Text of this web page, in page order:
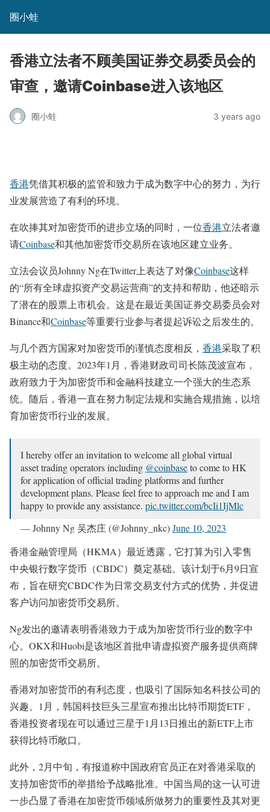
圈小蛙
香港立法者不顾美国证券交易委员会的
审查，邀请Coinbase进入该地区
圈小蛙 3 years ago
香港凭借其积极的监管和致力于成为数字中心的努力，为行
业发展营造了有利的环境。
在吹捧其对加密货币的进步立场的同时，一位香港立法者邀
请Coinbase和其他加密货币交易所在该地区建立业务。
立法会议员Johnny Ng在Twitter上表达了对像Coinbase这样
的“所有全球虚拟资产交易运营商”的支持和帮助，他还暗示
了潜在的股票上市机会。这是在最近美国证券交易委员会对
Binance和Coinbase等重要行业参与者提起诉讼之后发生的。
与几个西方国家对加密货币的谨慎态度相反， 香港采取了积
极主动的态度。2023年1月，香港财政司司长陈茂波宣布，
政府致力于为加密货币和金融科技建立一个强大的生态系
统。随后，香港一直在努力制定法规和实施合规措施，以培
育加密货币行业的发展。
I hereby offer an invitation to welcome all global virtual
asset trading operators including @coinbaseto come to HK
for application of official trading platforms and further
development plans. Please feel free to approach me and I am
happy to provide any assistance. pic.twitter.com/bcIi1IjMlc
— Johnny Ng 吴杰庄 (@Johnny_nkc)June 10, 2023
香港金融管理局（HKMA）最近透露，它打算为引入零售
中央银行数字货币（CBDC）奠定基础。该计划于6月9日宣
布，旨在研究CBDC作为日常交易支付方式的优势，并促进
客户访问加密货币交易所。
Ng发出的邀请表明香港致力于成为加密货币行业的数字中
心。OKX和Huobi是该地区首批申请虚拟资产服务提供商牌
照的加密货币交易所。
香港对加密货币的有利态度，也吸引了国际知名科技公司的
兴趣。1月，韩国科技巨头三星宣布推出比特币期货ETF，
香港投资者现在可以通过三星于1月13日推出的新ETF上市
获得比特币敞口。
此外，2月中旬，有报道称中国政府官员正在对香港采取的
支持加密货币的举措给予战略批准。中国当局的这一认可进
一步凸显了香港在加密货币领域所做努力的重要性及其对更